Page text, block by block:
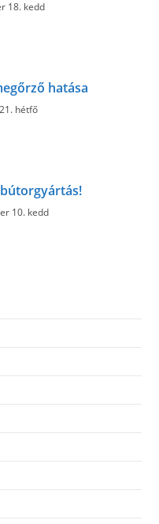
18. kedd
hatása
hétfő
10. kedd